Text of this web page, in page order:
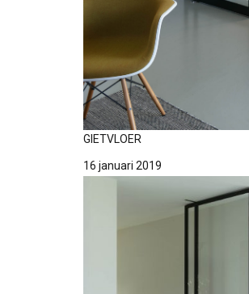
GIETVLOER
16 januari 2019